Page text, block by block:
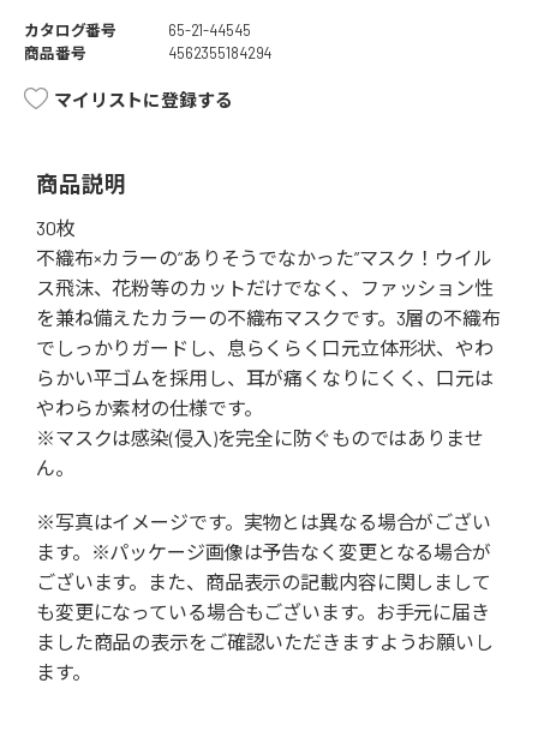
カタログ番号
65-21-44545
商品番号
4562355184294
マイリストに登録する
商品説明
30枚
不織布×カラーの“ありそうでなかった”マスク！ウイル
ス飛沫、花粉等のカットだけでなく、ファッション性
を兼ね備えたカラーの不織布マスクです。3層の不織布
でしっかりガードし、息らくらく口元立体形状、やわ
らかい平ゴムを採用し、耳が痛くなりにくく、口元は
やわらか素材の仕様です。
※マスクは感染(侵入)を完全に防ぐものではありませ
ん。
※写真はイメージです。実物とは異なる場合がござい
ます。※パッケージ画像は予告なく変更となる場合が
ございます。また、商品表示の記載内容に関しまして
も変更になっている場合もございます。お手元に届き
ました商品の表示をご確認いただきますようお願いし
ます。